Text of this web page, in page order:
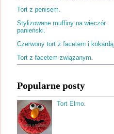
Tort z penisem.
Stylizowane muffiny na wieczór
panieński.
Czerwony tort z facetem i kokardą.
Tort z facetem związanym.
Popularne posty
Tort Elmo.